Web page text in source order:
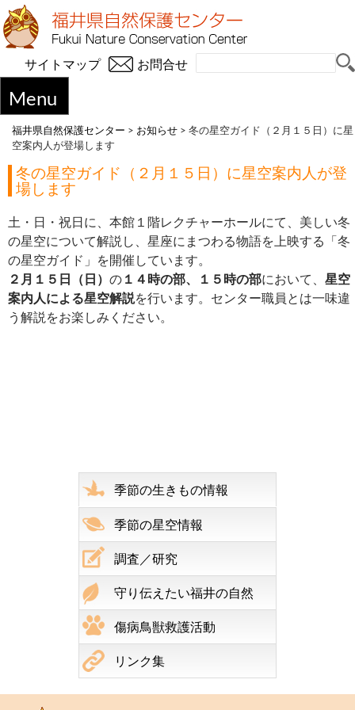
お問合せ
サイトマップ
Menu
福井県自然保護センター > お知らせ > 冬の星空ガイド（２月１５日）に星
空案内人が登場します
冬の星空ガイド（２月１５日）に星空案内人が登
場します
土・日・祝日に、本館１階レクチャーホールにて、美しい冬
の星空について解説し、星座にまつわる物語を上映する「冬
の星空ガイド」を開催しています。
２月１５日（日） の １４時の部、１５時の部において、 星空
案内人による星空解説を行います。センター職員とは一味違
う解説をお楽しみください。
季節の生きもの情報
季節の星空情報
調査／研究
守り伝えたい福井の自然
傷病鳥獣救護活動
リンク集